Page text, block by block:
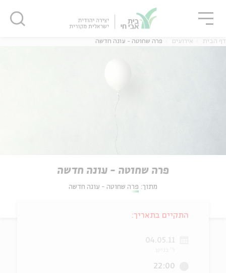
דף הבית אירועים פרה שחוטה - עונה חדשה
פרה שחוטה - עונה חדשה
מתוך: פרה שחוטה - עונה חדשה
התקיים בתאריך:
04.05.11
22:00
סגור